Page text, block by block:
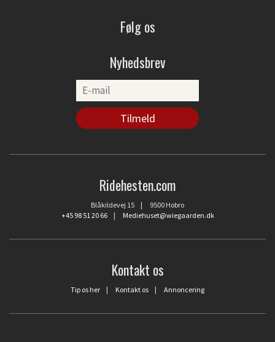
Følg os
Nyhedsbrev
Ridehesten.com
Blåkildevej 15 | 9500 Hobro
+45 98 51 20 66| Mediehuset@wiegaarden.dk
Kontakt os
Tip os her | Kontakt os | Annoncering